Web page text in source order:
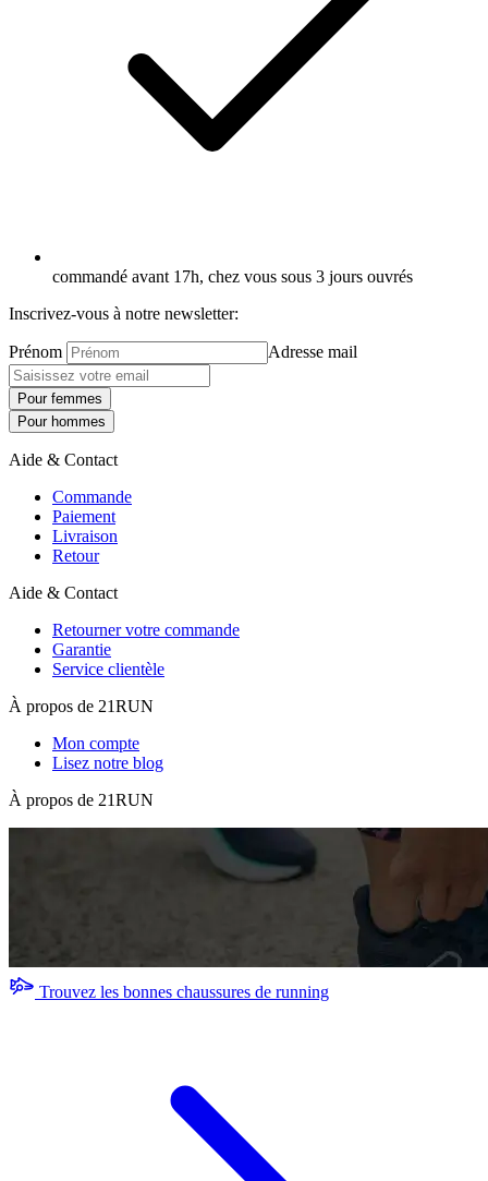
commandé avant 17h, chez vous sous 3 jours ouvrés
Inscrivez-vous à notre newsletter:
Prénom Adresse mail
Pour femmes
Pour hommes
Aide & Contact
Commande
Paiement
Livraison
Retour
Aide & Contact
Retourner votre commande
Garantie
Service clientèle
À propos de 21RUN
Mon compte
Lisez notre blog
À propos de 21RUN
Trouvez les bonnes chaussures de running